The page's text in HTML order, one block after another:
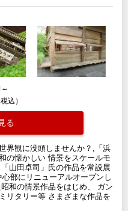
～
込）
る
界観に没頭しませんか？,「浜
の懐かしい 情景をスケールモ
山田卓司」氏の作品を常設展
部にリニューアルオープンし
和の情景作品をはじめ、 ガン
リタリー等 さまざまな作品を